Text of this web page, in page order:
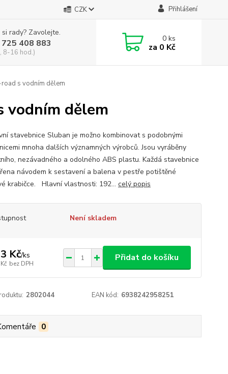
CZK Přihlášení
rady? Zavolejte.
408 883
8-16 hod.)
0ks
za 0 Kč
s vodním dělem
vodním dělem
stavebnice Sluban je možno kombinovat s podobnými
mnoha dalších významných výrobců. Jsou vyráběny
nezávadného a odolného ABS plastu. Každá stavebnice
návodem k sestavení a balena v pestře potištěné
krabičce. Hlavní vlastnosti: 192... celý popis
Není skladem
Kč/ks
bez DPH
Přidat do košíku
2802044 EAN kód: 6938242958251
0